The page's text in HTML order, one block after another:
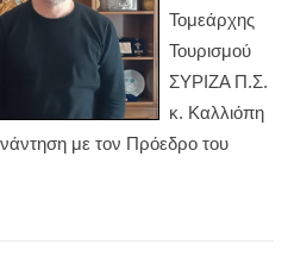
Τομεάρχης
Τουρισμού
ΣΥΡΙΖΑ Π.Σ.
κ. Καλλιόπη
με τον Πρόεδρο του